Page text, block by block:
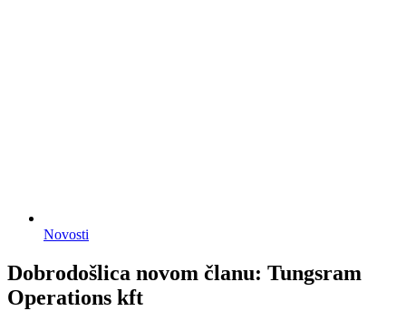
Novosti
Dobrodošlica novom članu: Tungsram
Operations kft